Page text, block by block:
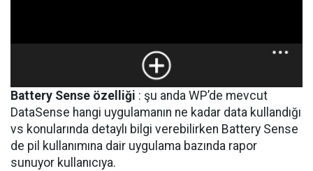
Battery Sense özelliği : şu anda WP’de mevcut
DataSense hangi uygulamanın ne kadar data kullandığı
vs konularında detaylı bilgi verebilirken Battery Sense
de pil kullanımına dair uygulama bazında rapor
sunuyor kullanıcıya.